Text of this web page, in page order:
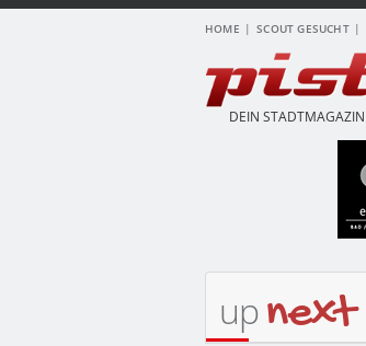
HOME SCOUT GESUCHT
DEIN STADTMAGAZIN
upnext